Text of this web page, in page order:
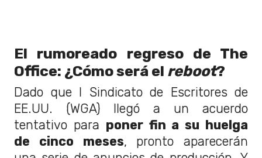
El rumoreado regreso de The
Office: ¿Cómo será el reboot?
Dado que l Sindicato de Escritores de
EE.UU. (WGA) llegó a un acuerdo
tentativo para poner fin a su huelga
de cinco meses, pronto aparecerán